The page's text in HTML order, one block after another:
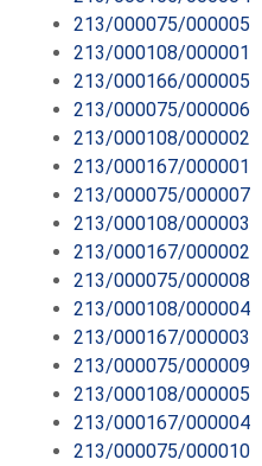
213/000075/000005
213/000108/000001
213/000166/000005
213/000075/000006
213/000108/000002
213/000167/000001
213/000075/000007
213/000108/000003
213/000167/000002
213/000075/000008
213/000108/000004
213/000167/000003
213/000075/000009
213/000108/000005
213/000167/000004
213/000075/000010